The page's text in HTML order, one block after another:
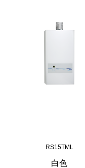
RS15TML
白色